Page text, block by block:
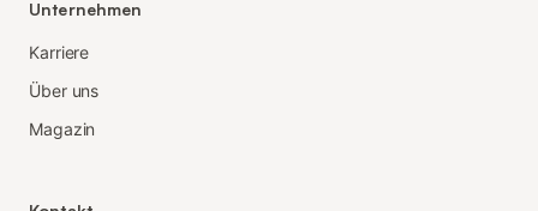
Unternehmen
Karriere
Über uns
Magazin